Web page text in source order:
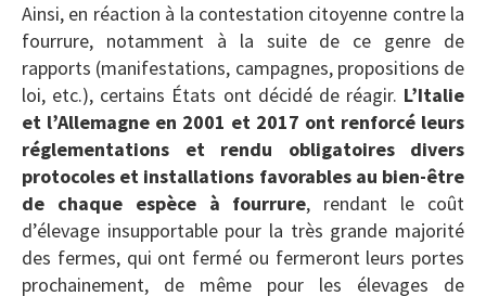
Ainsi, en réaction à la contestation citoyenne contre la
fourrure, notamment à la suite de ce genre de
rapports (manifestations, campagnes, propositions de
loi, etc.), certains États ont décidé de réagir. L’Italie
et l’Allemagne en 2001 et 2017 ont renforcé leurs
réglementations et rendu obligatoires divers
protocoles et installations favorables au bien-être
de chaque espèce à fourrure, rendant le coût
d’élevage insupportable pour la très grande majorité
des fermes, qui ont fermé ou fermeront leurs portes
prochainement, de même pour les élevages de